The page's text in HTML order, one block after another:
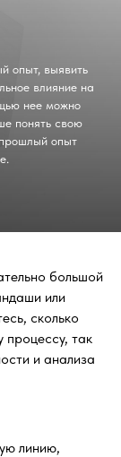
опыт, выявить
влияние на
нее можно
понять свою
опыт
большой
или
сколько
процессу, так
и анализа
линию,